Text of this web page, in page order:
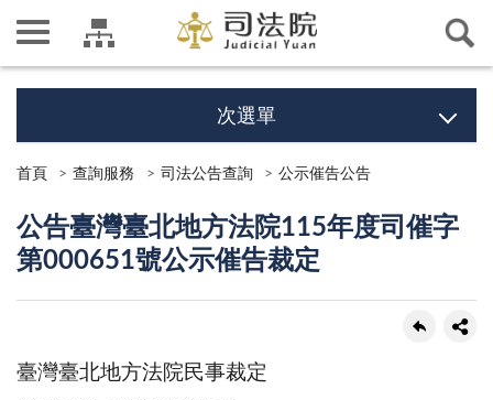
次選單
首頁 查詢服務 司法公告查詢 公示催告公告
公告臺灣臺北地方法院115年度司催字
第000651號公示催告裁定
臺灣臺北地方法院民事裁定